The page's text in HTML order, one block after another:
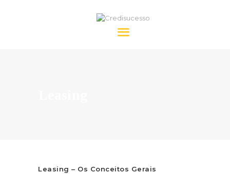
Credisucesso
Leasing – Os Conceitos Gerais